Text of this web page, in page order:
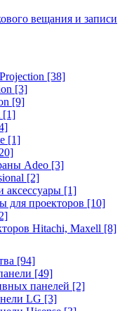
вещания и записи
[38]
[3]
[9]
[1]
[1]
Adeo [3]
[2]
аксессуары [1]
для проекторов [10]
Hitachi, Maxell [8]
[94]
[49]
панелей [2]
LG [3]